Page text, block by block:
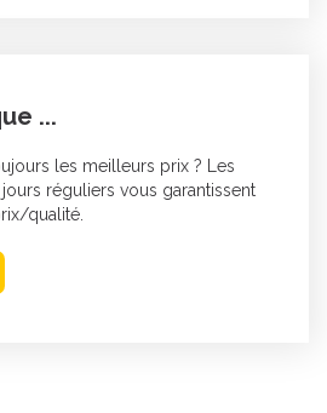
...
les meilleurs prix ? Les
réguliers vous garantissent
qualité.